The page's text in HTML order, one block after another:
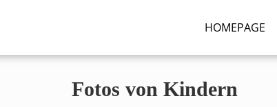
HOMEPAGE
Fotos von Kindern